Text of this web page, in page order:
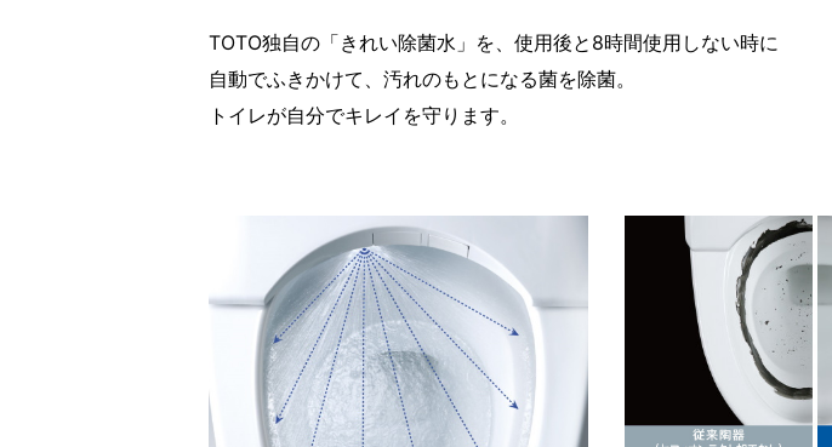
TOTO独自の「きれい除菌水」を、使用後と8時間使用しない時に
自動でふきかけて、汚れのもとになる菌を除菌。
トイレが自分でキレイを守ります。